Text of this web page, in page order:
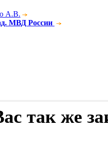
А.В.
МВД России
так же